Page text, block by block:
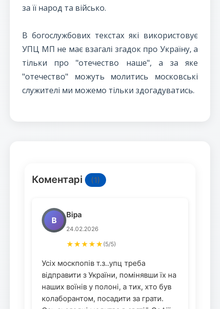
за її народ та військо.
В богослужбових текстах які використовує
УПЦ МП не має взагалі згадок про Україну, а
тільки про "отечество наше", а за яке
"отечество" можуть молитись московські
служителі ми можемо тільки здогадуватись.
Коментарі (1)
В
Віра
24.02.2026
★★★★★ (5/5)
Усіх москпопів т.з..упц треба
відправити з України, помінявши їх на
наших воїнів у полоні, а тих, хто був
колаборантом, посадити за грати.